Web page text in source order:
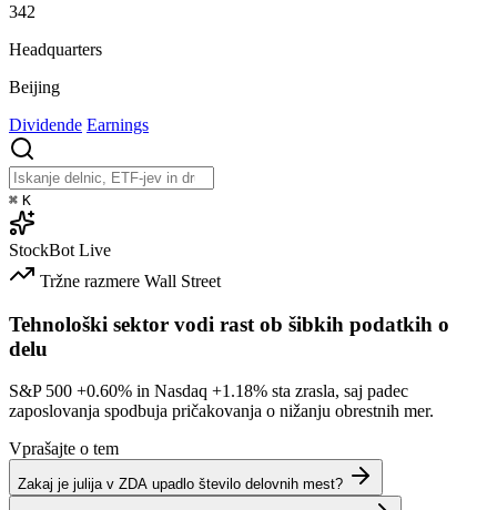
342
Headquarters
Beijing
Dividende Earnings
⌘ K
StockBot Live
Tržne razmere Wall Street
Tehnološki sektor vodi rast ob šibkih podatkih o
delu
S&P 500 +0.60% in Nasdaq +1.18% sta zrasla, saj padec
zaposlovanja spodbuja pričakovanja o nižanju obrestnih mer.
Vprašajte o tem
Zakaj je julija v ZDA upadlo število delovnih mest?